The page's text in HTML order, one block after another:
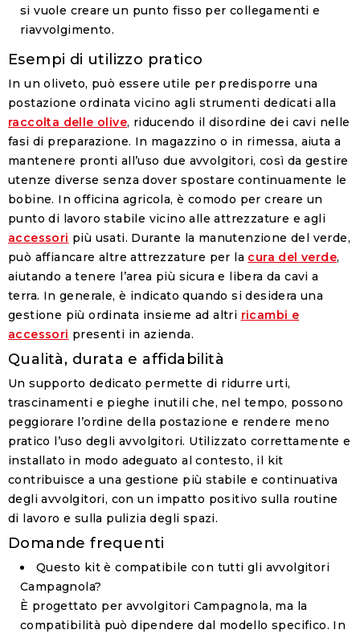
si vuole creare un punto fisso per collegamenti e
riavvolgimento.
Esempi di utilizzo pratico
In un oliveto, può essere utile per predisporre una
postazione ordinata vicino agli strumenti dedicati alla
raccolta delle olive, riducendo il disordine dei cavi nelle
fasi di preparazione. In magazzino o in rimessa, aiuta a
mantenere pronti all’uso due avvolgitori, così da gestire
utenze diverse senza dover spostare continuamente le
bobine. In officina agricola, è comodo per creare un
punto di lavoro stabile vicino alle attrezzature e agli
accessori più usati. Durante la manutenzione del verde,
può affiancare altre attrezzature per la cura del verde,
aiutando a tenere l’area più sicura e libera da cavi a
terra. In generale, è indicato quando si desidera una
gestione più ordinata insieme ad altri ricambi e
accessori presenti in azienda.
Qualità, durata e affidabilità
Un supporto dedicato permette di ridurre urti,
trascinamenti e pieghe inutili che, nel tempo, possono
peggiorare l’ordine della postazione e rendere meno
pratico l’uso degli avvolgitori. Utilizzato correttamente e
installato in modo adeguato al contesto, il kit
contribuisce a una gestione più stabile e continuativa
degli avvolgitori, con un impatto positivo sulla routine
di lavoro e sulla pulizia degli spazi.
Domande frequenti
Questo kit è compatibile con tutti gli avvolgitori
Campagnola?
È progettato per avvolgitori Campagnola, ma la
compatibilità può dipendere dal modello specifico. In